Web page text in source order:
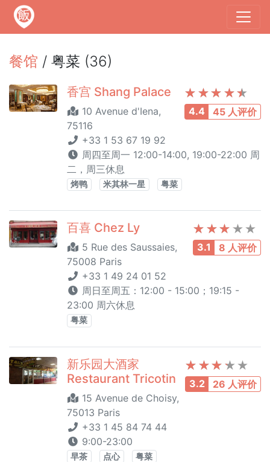
餐馆 / 粤菜 (36)
4.4 45 人评价
香宫 Shang Palace
10 Avenue d'Iena,
75116
+33 1 53 67 19 92
周四至周一 12:00-14:00, 19:00-22:00 周
二，周三休息
烤鸭 米其林一星 粤菜
3.1 8 人评价
百喜 Chez Ly
5 Rue des Saussaies,
75008 Paris
+33 1 49 24 01 52
周日至周五：12:00 - 15:00；19:15 -
23:00 周六休息
粤菜
3.2 26 人评价
新乐园大酒家
Restaurant Tricotin
15 Avenue de Choisy,
75013 Paris
+33 1 45 84 74 44
9:00-23:00
早茶 点心 粤菜